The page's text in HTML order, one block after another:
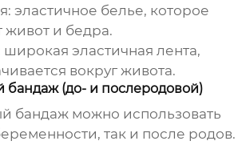
: эластичное белье, которое
и бедра.
широкая эластичная лента,
вокруг живота.
бандаж (до- и послеродовой)
бандаж можно использовать
так и после родов.